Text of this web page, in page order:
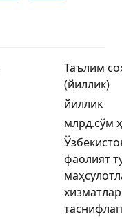
Таълим
(йиллик)
йиллик
млрд.сўм
фаолият